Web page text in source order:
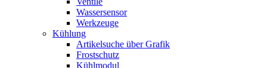
Wassersensor
Werkzeuge
Kühlung
Artikelsuche über Grafik
Frostschutz
Kühlmodul